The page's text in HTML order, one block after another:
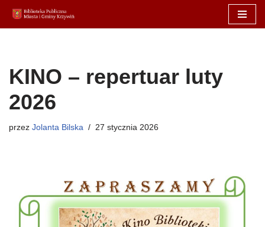
Przejdź
KINO – repertuar luty
2026
przez Jolanta Bilska 27 stycznia 2026